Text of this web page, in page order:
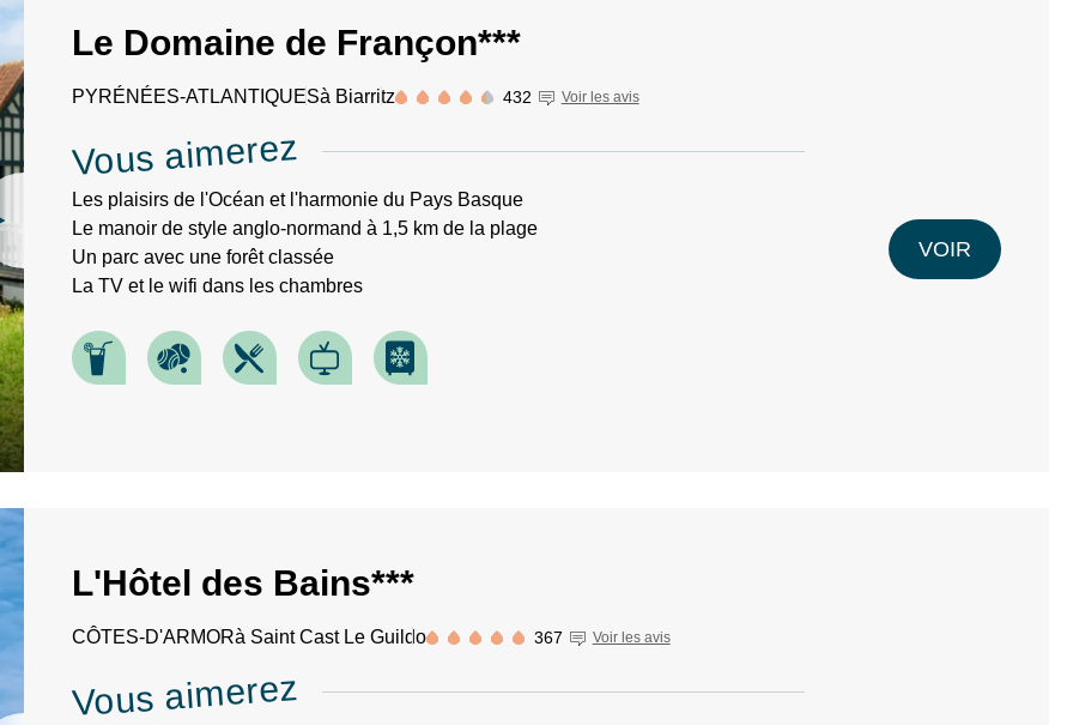
Le Domaine de Françon***
PYRÉNÉES-ATLANTIQUESà Biarritz 432 Voir les avis
Vous aimerez
Les plaisirs de l'Océan et l'harmonie du Pays Basque
Le manoir de style anglo-normand à 1,5 km de la plage
Un parc avec une forêt classée
La TV et le wifi dans les chambres
VOIR
L'Hôtel des Bains***
CÔTES-D'ARMORà Saint Cast Le Guildo 367 Voir les avis
Vous aimerez